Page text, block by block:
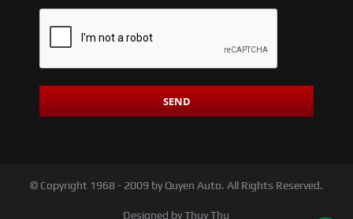
© Copyright 1968 - 2009 by Quyen Auto. All Rights Reserved.
Designed by Thuy Thu